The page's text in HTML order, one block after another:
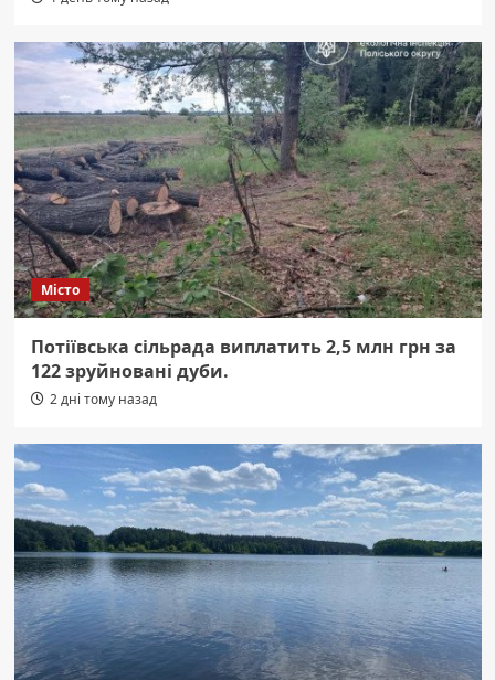
Місто
Потіївська сільрада виплатить 2,5 млн грн за
122 зруйновані дуби.
2 дні тому назад